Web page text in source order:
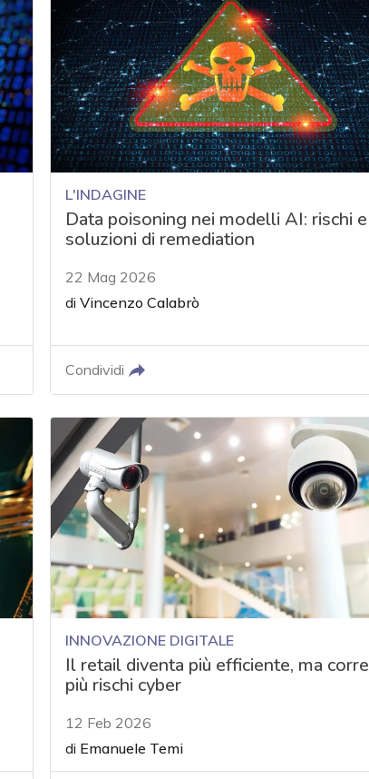
L'INDAGINE
Data poisoning nei modelli AI: rischi e
soluzioni di remediation
22 Mag 2026
diVincenzo Calabrò
Condividi
INNOVAZIONE DIGITALE
Il retail diventa più efficiente, ma corre
più rischi cyber
12 Feb 2026
di Emanuele Temi